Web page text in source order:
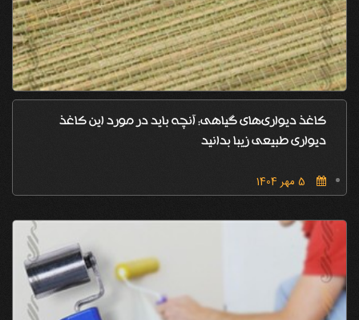
کاغذ دیواری‌های گیاهی: آنچه باید در مورد این کاغذ
دیواری طبیعی زیبا بدانید